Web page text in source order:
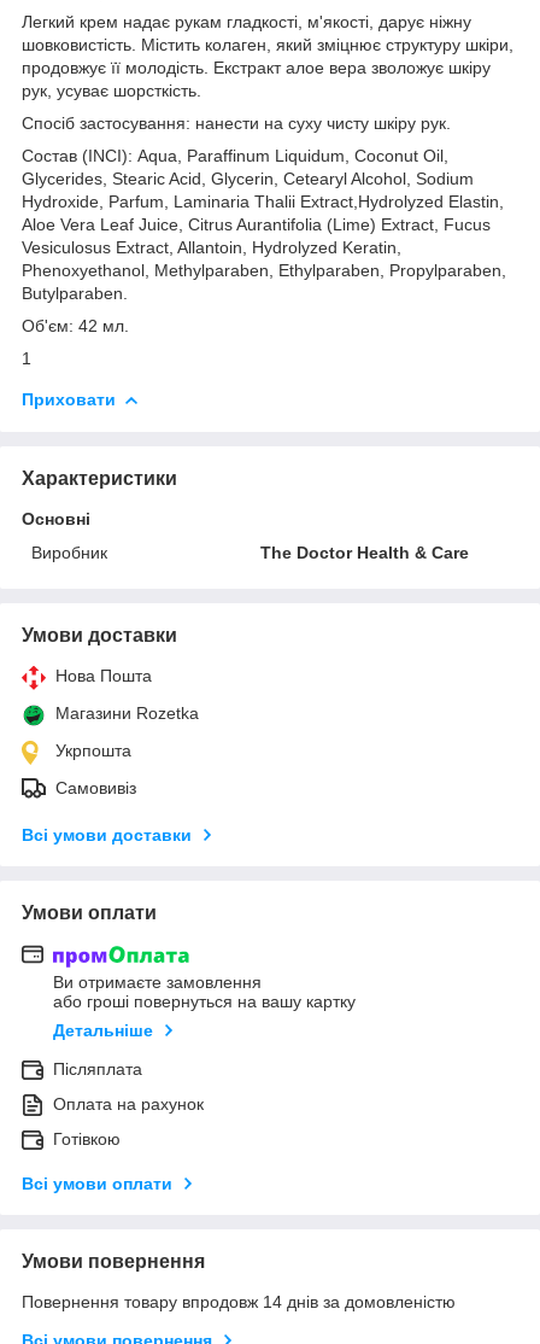
Легкий крем надає рукам гладкості, м'якості, дарує ніжну
шовковистість. Містить колаген, який зміцнює структуру шкіри,
продовжує її молодість. Екстракт алое вера зволожує шкіру
рук, усуває шорсткість.
Спосіб застосування: нанести на суху чисту шкіру рук.
Состав (INCI): Aqua, Paraffinum Liquidum, Coconut Oil,
Glycerides, Stearic Acid, Glycerin, Cetearyl Alcohol, Sodium
Hydroxide, Parfum, Laminaria Thalii Extract,Hydrolyzed Elastin,
Aloe Vera Leaf Juice, Citrus Aurantifolia (Lime) Extract, Fucus
Vesiculosus Extract, Allantoin, Hydrolyzed Keratin,
Phenoxyethanol, Methylparaben, Ethylparaben, Propylparaben,
Butylparaben.
Об'єм: 42 мл.
1
Приховати
Характеристики
Основні
Виробник
The Doctor Health & Care
Умови доставки
Нова Пошта
Магазини Rozetka
Укрпошта
Самовивіз
Всі умови доставки
Умови оплати
Ви отримаєте замовлення
або гроші повернуться на вашу картку
Детальніше
Післяплата
Оплата на рахунок
Готівкою
Всі умови оплати
Умови повернення
Повернення товару впродовж 14 днів за домовленістю